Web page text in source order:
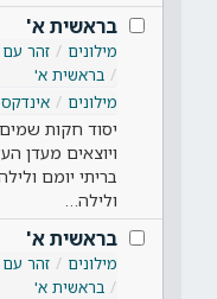
בראשית א'
מילונים זהר
בראשית א'
מילונים
אינדקס
יסוד חקות
ויוצאים מעדן
בריתי יומם
ולילה…
בראשית א'
מילונים זהר
בראשית א'